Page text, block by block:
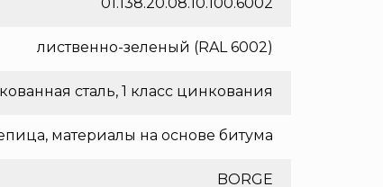
01.138.20.08.10.100.6002
лиственно-зеленый (RAL 6002)
сталь, 1 класс цинкования
материалы на основе битума
BORGE